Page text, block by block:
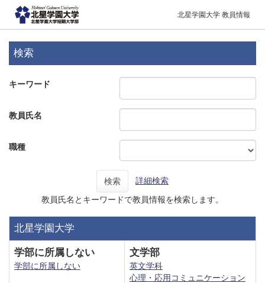
北星学園大学 教員情報
検索
キーワード
教員氏名
職種
検索 詳細検索
教員氏名とキーワードで教員情報を検索します。
北星学園大学
学部に所属しない
学部に所属しない
文学部
英文学科
心理・応用コミュニケーション